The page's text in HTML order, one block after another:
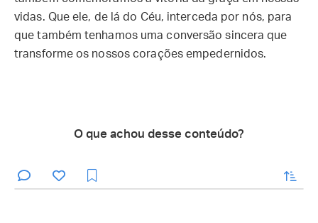
vidas. Que ele, de lá do Céu, interceda por nós, para
que também tenhamos uma conversão sincera que
transforme os nossos corações empedernidos.
O que achou desse conteúdo?
enviar